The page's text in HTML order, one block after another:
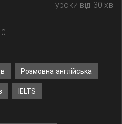
уроки від 30 хв
Розмовна англійська
IELTS